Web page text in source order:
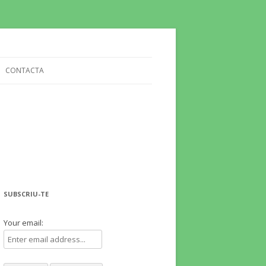
CONTACTA
SUBSCRIU-TE
Your email: